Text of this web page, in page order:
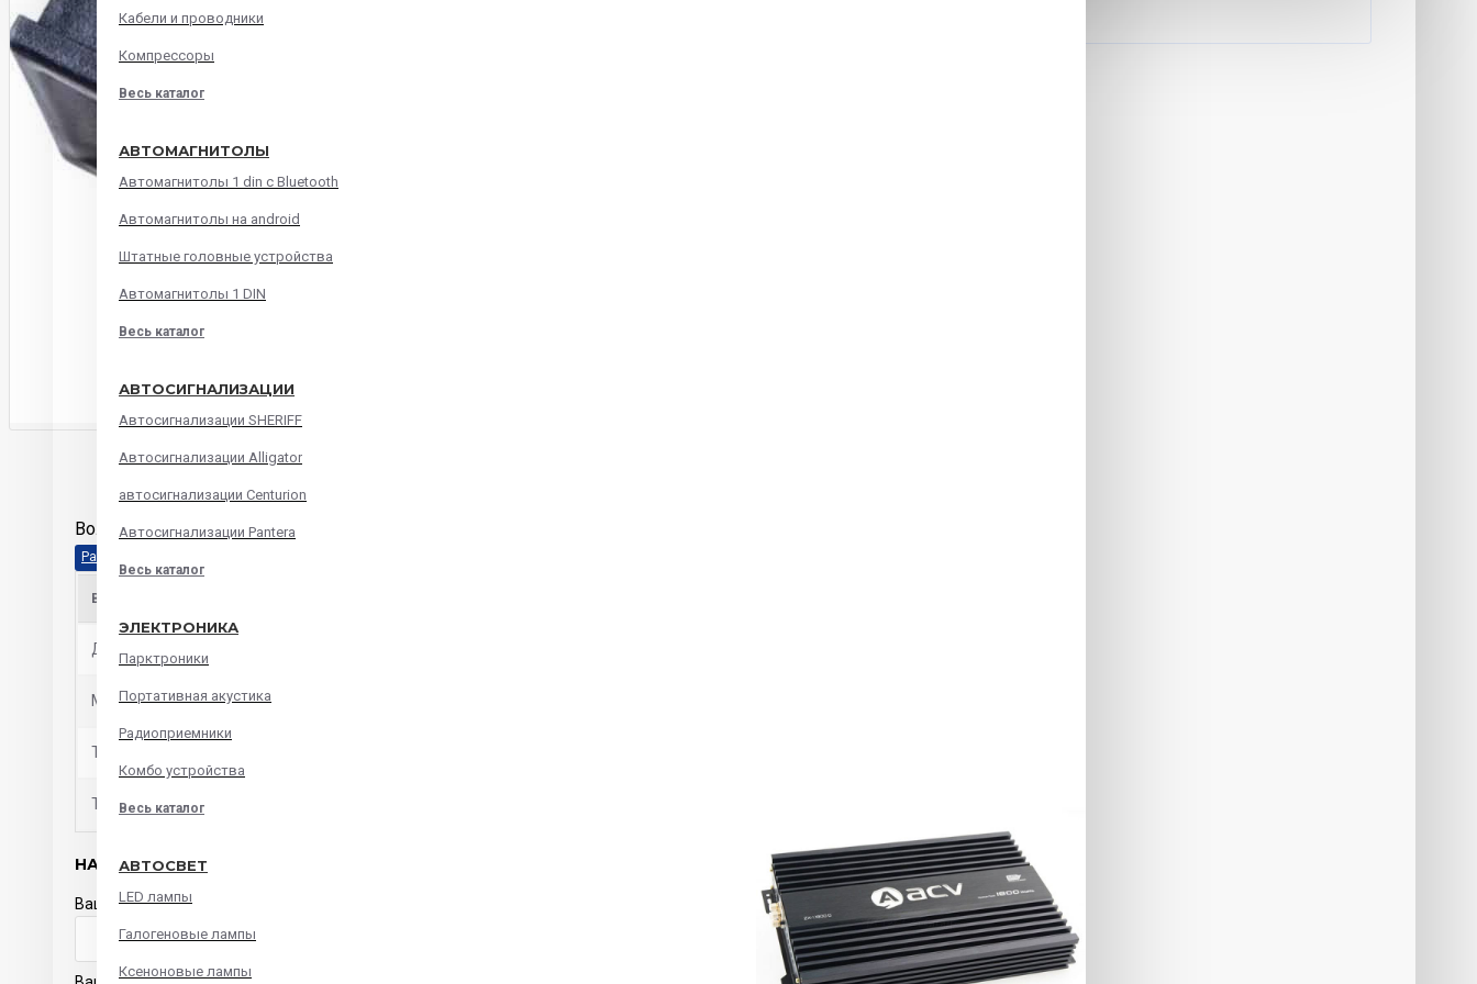
Кабели и проводники
Компрессоры
Весь каталог
АВТОМАГНИТОЛЫ
Автомагнитолы 1 din с Bluetooth
Автомагнитолы на android
Штатные головные устройства
Автомагнитолы 1 DIN
Весь каталог
АВТОСИГНАЛИЗАЦИИ
Автосигнализации SHERIFF
Автосигнализации Alligator
автосигнализации Centurion
Автосигнализации Pantera
Весь каталог
ЭЛЕКТРОНИКА
Парктроники
Портативная акустика
Радиоприемники
Комбо устройства
Весь каталог
АВТОСВЕТ
LED лампы
Галогеновые лампы
Ксеноновые лампы
ОПИСАНИЕ ХАРАКТЕРИСТИКИ
Вольтметры RM37-VTR12G
ВОЛЬТМЕТР
Диапазон индицируемых напряжений бортовой сети
Максимальный ток потребления
Тип дисплея
Точность измерения
НАПИСАТЬ ОТЗЫВ
Ваше имя